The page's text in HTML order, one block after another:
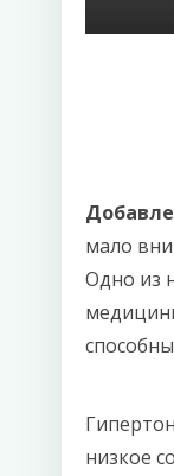
мало
Одно из
низкое